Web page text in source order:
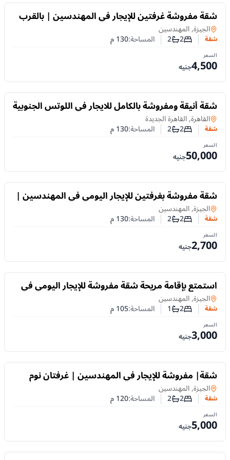
للايجار
شقة مفروشة غرفتين للإيجار في المهندسين | بالقرب
من ميدان سفنكس
شقةفي
الجيزة, المهندسين
شقة عدد غرف النوم
2عدد الحمامات
2 المساحة:130م
السعر
4,500جنيه
للايجار
شقة أنيقة ومفروشة بالكامل للايجار في اللوتس الجنوبية
– التجمع الخامس، القاهرة الجديده
شقةفي
القاهرة, القاهرة الجديدة
شقة عدد غرف النوم
2عدد الحمامات
2 المساحة:130م
السعر
50,000جنيه
للايجار
شقة مفروشة بغرفتين للإيجار اليومي في المهندسين |
بالقرب من شارع شهاب
شقةفي
الجيزة, المهندسين
شقة عدد غرف النوم
2عدد الحمامات
2 المساحة:130م
السعر
2,700جنيه
للايجار
استمتع بإقامة مريحة شقة مفروشة للإيجار اليومي في
المهندسين | شارع الزهراء
شقةفي
الجيزة, المهندسين
شقة عدد غرف النوم
2عدد الحمامات
1 المساحة:105م
السعر
3,000جنيه
للايجار
شقة| مفروشة للإيجار في المهندسين | غرفتان نوم
بشارع المحروقي
شقةفي
الجيزة, المهندسين
شقة عدد غرف النوم
2عدد الحمامات
2 المساحة:120م
السعر
5,000جنيه